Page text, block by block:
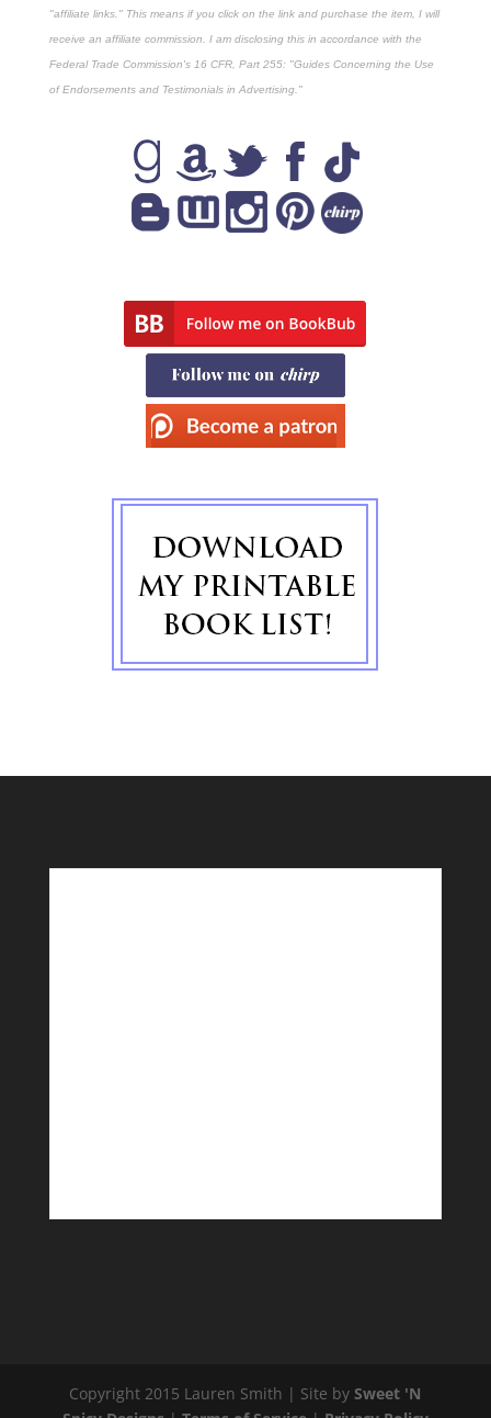
"affiliate links." This means if you click on the link and purchase the item, I will
receive an affiliate commission. I am disclosing this in accordance with the
Federal Trade Commission's 16 CFR, Part 255: "Guides Concerning the Use
of Endorsements and Testimonials in Advertising."
Copyright 2015 Lauren Smith | Site bySweet 'N